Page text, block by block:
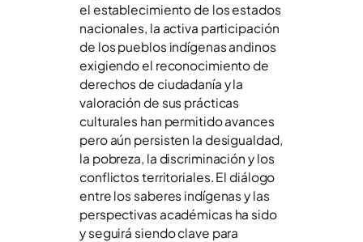
el establecimiento de los estados
nacionales, la activa participación
de los pueblos indígenas andinos
exigiendo el reconocimiento de
derechos de ciudadanía y la
valoración de sus prácticas
culturales han permitido avances
pero aún persisten la desigualdad,
la pobreza, la discriminación y los
conflictos territoriales. El diálogo
entre los saberes indígenas y las
perspectivas académicas ha sido
y seguirá siendo clave para